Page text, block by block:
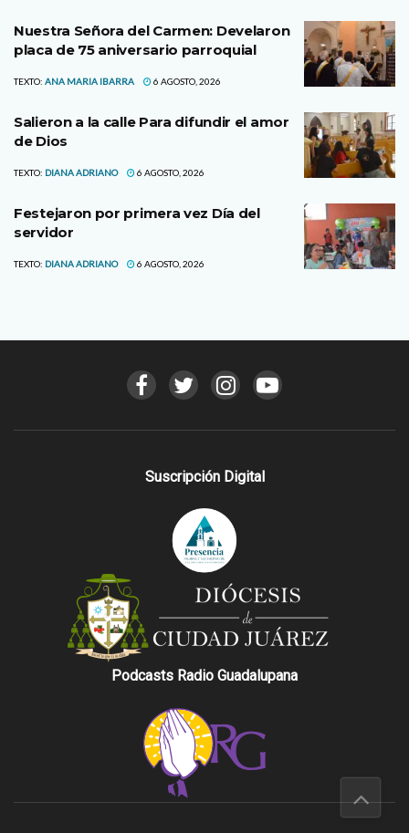
Nuestra Señora del Carmen: Develaron
placa de 75 aniversario parroquial
TEXTO: ANA MARIA IBARRA 6 AGOSTO, 2026
Salieron a la calle Para difundir el amor
de Dios
TEXTO: DIANA ADRIANO 6 AGOSTO, 2026
Festejaron por primera vez Día del
servidor
TEXTO: DIANA ADRIANO 6 AGOSTO, 2026
Suscripción Digital
Podcasts Radio Guadalupana